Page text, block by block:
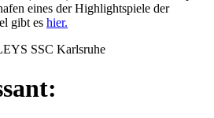
eines der Highlightspiele der
gibt es hier.
SSC Karlsruhe